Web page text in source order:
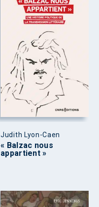
Judith Lyon-Caen
« Balzac nous
appartient »